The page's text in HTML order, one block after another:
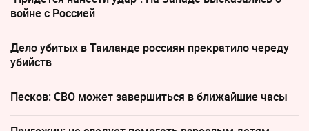
войне с Россией
Дело убитых в Таиланде россиян прекратило череду
убийств
Песков: СВО может завершиться в ближайшие часы